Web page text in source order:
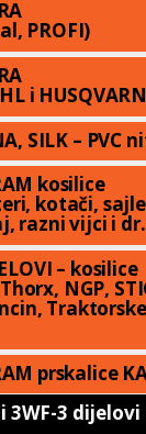
PROFI)
i
SILK – PVC
kosilice
kotači,
razni vijci i
– kosilice
NGP,
prskalice
i 3WF-3 dijelovi